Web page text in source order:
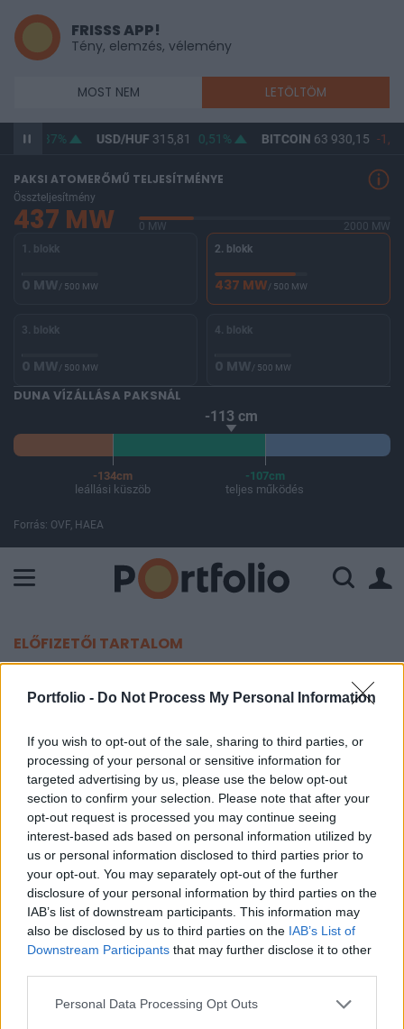
Portfolio - Do Not Process My Personal Information
If you wish to opt-out of the sale, sharing to third parties, or
processing of your personal or sensitive information for
targeted advertising by us, please use the below opt-out
section to confirm your selection. Please note that after your
opt-out request is processed you may continue seeing
interest-based ads based on personal information utilized by
us or personal information disclosed to third parties prior to
your opt-out. You may separately opt-out of the further
disclosure of your personal information by third parties on the
IAB’s list of downstream participants. This information may
also be disclosed by us to third parties on the IAB’s List of
Downstream Participants that may further disclose it to other
Personal Data Processing Opt Outs
FRISSS APP!
Tény, elemzés, vélemény
MOST NEM LETÖLTÖM
0,37% USD/HUF315,81 0,51% BITCOIN63 930,15 -
PAKSI ATOMERŐMŰ TELJESÍTMÉNYE
Összteljesítmény
437 MW 0 MW
2000 MW
1. blokk
0 MW/ 500 MW
2. blokk
437 MW/ 500 MW
3. blokk
0 MW/ 500 MW
4. blokk
0 MW/ 500 MW
DUNA VÍZÁLLÁSA PAKSNÁL
-113 cm
-134cm
leállási küszöb
-107cm
teljes működés
Forrás: OVF, HAEA
ELŐFIZETŐI TARTALOM
Eltüntetik a költségvetési hiányt
2018. május 03. 16:36
A meglepő dolog a konvergenciaprogram
államháztartásra vonatkozó kivetítésében, hogy
semmilyen váratlan szám nem szerepel benne. A
költségvetési hiánypálya változatlan maradt,
viszont 2022-re már gyakorlatilag nulla lesz az
egyenleg, az adósságpálya pedig az Eximbank
átsorolásának hatása miatt feljebb tolódott, de a
ciklus végére így is teljesítheti a kormány az